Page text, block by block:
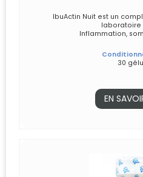
IbuActin Nuit est un
laboratoire
Inflammation,
30
EN